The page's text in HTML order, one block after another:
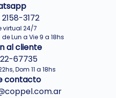
2158-3172
virtual 24/7
Lun a Vie 9 a 18hs
al cliente
67735
Dom 11 a 18hs
contacto